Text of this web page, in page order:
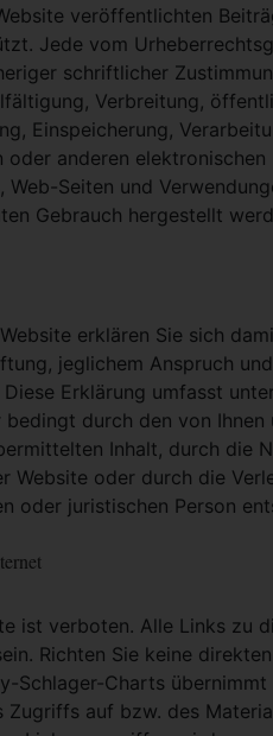
veröffentlichten
Jede vom
schriftlicher
Verbreitung,
Einspeicherung,
oder anderen
Web-Seiten und
Gebrauch hergestellt
erklären Sie sich
jeglichem Anspruch
Erklärung umfasst
durch den von Ihnen
Inhalt, durch die
Website oder durch die
oder juristischen Person
ist verboten. Alle Links zu
Richten Sie keine
Schlager-Charts
Zugriffs auf bzw. des